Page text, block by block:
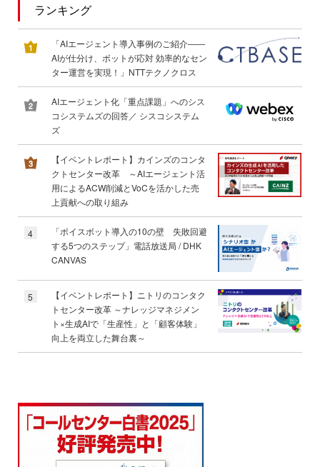
ランキング
「AIエージェント導入事例のご紹介――
AIが仕分け、ボットが応対 効率的なセン
ター運営を実現！」NTTテクノクロス
AIエージェント化「重点課題」へのシス
コシステムズの回答／ シスコシステム
ズ
【イベントレポート】カインズのコンタ
クトセンター改革 ～AIエージェント活
用によるACW削減とVoCを活かした売
上貢献への取り組み
4
「ボイスボット導入の10の壁 失敗回避
する5つのステップ」電話放送局 / DHK
CANVAS
5
【イベントレポート】ニトリのコンタク
トセンター改革 ～ナレッジマネジメン
ト×生成AIで「生産性」と「顧客体験」
向上を両立した舞台裏～